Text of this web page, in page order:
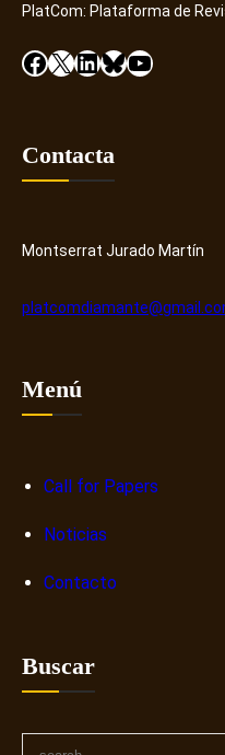
PlatCom: Plataforma de
Facebook X LinkedIn Bluesky YouTube
Contacta
Montserrat Jurado Martín
Menú
Call for Papers
Noticias
Contacto
Buscar